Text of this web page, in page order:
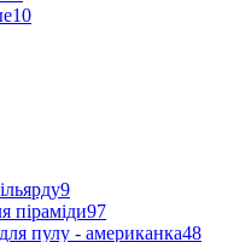
10
9
піраміди97
пулу - американка48